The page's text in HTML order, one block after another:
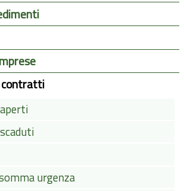
contratti
urgenza